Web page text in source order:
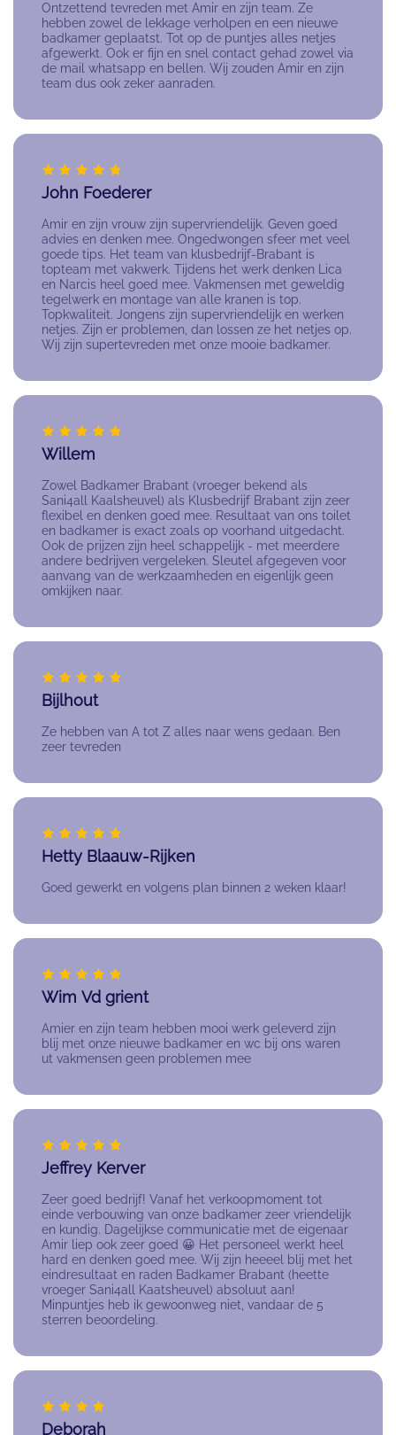
Ontzettend tevreden met Amir en zijn team. Ze
hebben zowel de lekkage verholpen en een nieuwe
badkamer geplaatst. Tot op de puntjes alles netjes
afgewerkt. Ook er fijn en snel contact gehad zowel via
de mail whatsapp en bellen. Wij zouden Amir en zijn
team dus ook zeker aanraden.
John Foederer
Amir en zijn vrouw zijn supervriendelijk. Geven goed
advies en denken mee. Ongedwongen sfeer met veel
goede tips. Het team van klusbedrijf-Brabant is
topteam met vakwerk. Tijdens het werk denken Lica
en Narcis heel goed mee. Vakmensen met geweldig
tegelwerk en montage van alle kranen is top.
Topkwaliteit. Jongens zijn supervriendelijk en werken
netjes. Zijn er problemen, dan lossen ze het netjes op.
Wij zijn supertevreden met onze mooie badkamer.
Willem
Zowel Badkamer Brabant (vroeger bekend als
Sani4all Kaalsheuvel) als Klusbedrijf Brabant zijn zeer
flexibel en denken goed mee. Resultaat van ons toilet
en badkamer is exact zoals op voorhand uitgedacht.
Ook de prijzen zijn heel schappelijk - met meerdere
andere bedrijven vergeleken. Sleutel afgegeven voor
aanvang van de werkzaamheden en eigenlijk geen
omkijken naar.
Bijlhout
Ze hebben van A tot Z alles naar wens gedaan. Ben
zeer tevreden
Hetty Blaauw-Rijken
Goed gewerkt en volgens plan binnen 2 weken klaar!
Wim Vd grient
Amier en zijn team hebben mooi werk geleverd zijn
blij met onze nieuwe badkamer en wc bij ons waren
ut vakmensen geen problemen mee
Jeffrey Kerver
Zeer goed bedrijf! Vanaf het verkoopmoment tot
einde verbouwing van onze badkamer zeer vriendelijk
en kundig. Dagelijkse communicatie met de eigenaar
Amir liep ook zeer goed 😀 Het personeel werkt heel
hard en denken goed mee. Wij zijn heeeel blij met het
eindresultaat en raden Badkamer Brabant (heette
vroeger Sani4all Kaatsheuvel) absoluut aan!
Minpuntjes heb ik gewoonweg niet, vandaar de 5
sterren beoordeling.
Deborah